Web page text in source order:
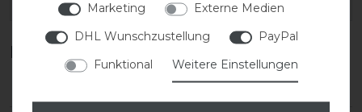
Kundenrezensionen
Marketing
Externe Medien
DHL Wunschzustellung
PayPal
Funktional
Weitere Einstellungen